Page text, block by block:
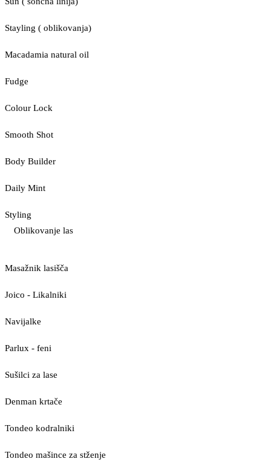
Stayling ( oblikovanja)
Macadamia natural oil
Fudge
Colour Lock
Smooth Shot
Body Builder
Daily Mint
Styling
Oblikovanje las
Masažnik lasišča
Joico - Likalniki
Navijalke
Parlux - feni
Sušilci za lase
Denman krtače
Tondeo kodralniki
Tondeo mašince za stženje